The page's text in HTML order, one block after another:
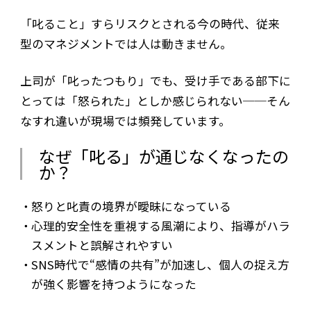
「叱ること」すらリスクとされる今の時代、従来
型のマネジメントでは人は動きません。
上司が「叱ったつもり」でも、受け手である部下に
とっては「怒られた」としか感じられない──そん
なすれ違いが現場では頻発しています。
なぜ「叱る」が通じなくなったの
か？
怒りと叱責の境界が曖昧になっている
心理的安全性を重視する風潮により、指導がハラ
スメントと誤解されやすい
SNS時代で“感情の共有”が加速し、個人の捉え方
が強く影響を持つようになった